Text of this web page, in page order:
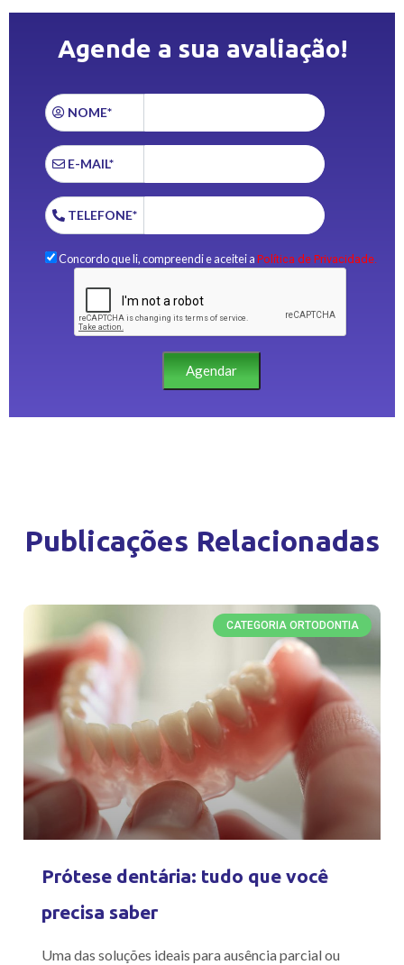
Agende a sua avaliação!
NOME*
E-MAIL*
TELEFONE*
Concordo que li, compreendi e aceitei a Política de Privacidade.
Agendar
Publicações Relacionadas
CATEGORIA ORTODONTIA
Prótese dentária: tudo que você
precisa saber
Uma das soluções ideais para ausência parcial ou